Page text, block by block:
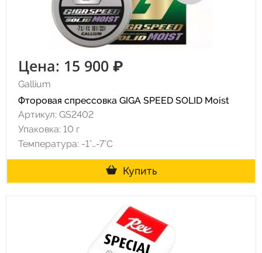
Цена: 15 900 ₽
Gallium
Фторовая спрессовка GIGA SPEED SOLID Moist
Артикул: GS2402
Упаковка: 10 г
Температура: -1°…-7°C
Купить